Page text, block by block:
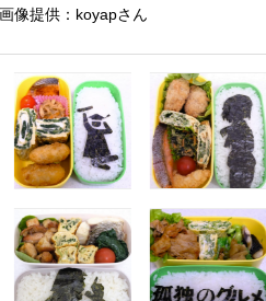
像提供：koyapさん